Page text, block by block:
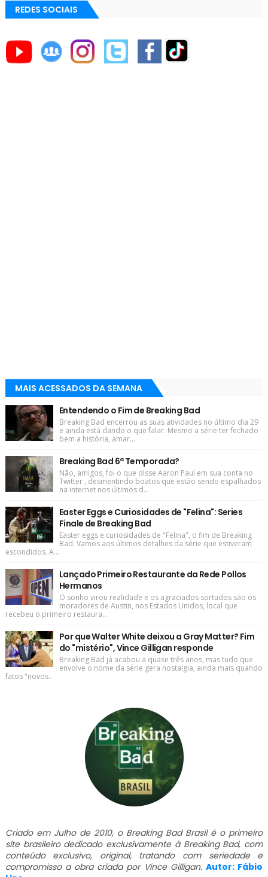
REDES SOCIAIS
MAIS ACESSADOS DA SEMANA
Entendendo o Fim de Breaking Bad
Breaking Bad encerrou as suas atividades no último dia 29
e ainda está dando o que falar. Mesmo a série ter fechado
bem a história, amar...
Breaking Bad 6ª Temporada?
Não, amigos, foi o que disse Aaron Paul em sua conta no
Twitter , desmentindo boatos que estão sendo espalhados
na internet nos últimos d...
Easter Eggs e Curiosidades de "Felina": Series
Finale de Breaking Bad
Easter eggs e curiosidades de "Felina", o fim de Breaking
Bad. Vamos aos últimos detalhes da série que estiveram
escondidos. A...
Lançado Primeiro Restaurante da Rede Pollos
Hermanos
O sonho virou realidade e os agraciados sortudos são os
moradores de Austin, nos Estados Unidos, local que
recebeu o primeiro restaura...
Por que Walter White deixou a Gray Matter? Fim
do "mistério", Vince Gilligan responde
Breaking Bad já acabou a quase três anos, mas tudo que
envolve o nome da série gera nostalgia, ainda mais quando
fatos "novos...
Criado em Julho de 2010, o Breaking Bad Brasil é o primeiro
site brasileiro dedicado exclusivamente à Breaking Bad, com
conteúdo exclusivo, original, tratando com seriedade e
compromisso a obra criada por Vince Gilligan. Autor: Fábio